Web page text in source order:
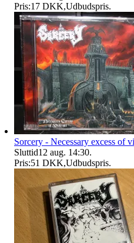
Pris:17 DKK,Udbudspris.
Sorcery - Necessary excess of
Sluttid12 aug. 14:30.
Pris:51 DKK,Udbudspris.